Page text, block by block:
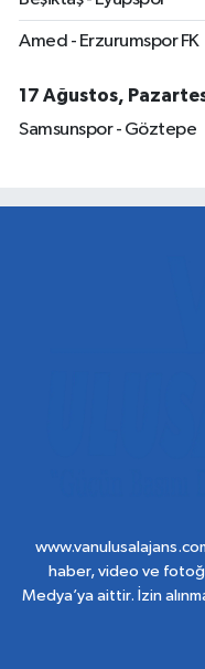
Amed - Erzurumspor FK
17 Ağustos,
Samsunspor - Göztepe
haber, video ve
Medya’ya aittir. İzin